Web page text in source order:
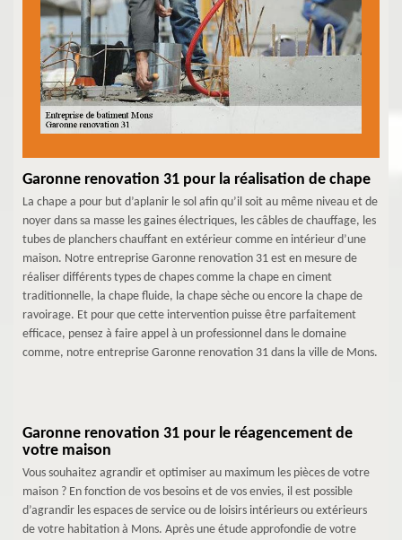
Garonne renovation 31 pour la réalisation de chape
La chape a pour but d’aplanir le sol afin qu’il soit au même niveau et de
noyer dans sa masse les gaines électriques, les câbles de chauffage, les
tubes de planchers chauffant en extérieur comme en intérieur d’une
maison. Notre entreprise Garonne renovation 31 est en mesure de
réaliser différents types de chapes comme la chape en ciment
traditionnelle, la chape fluide, la chape sèche ou encore la chape de
ravoirage. Et pour que cette intervention puisse être parfaitement
efficace, pensez à faire appel à un professionnel dans le domaine
comme, notre entreprise Garonne renovation 31 dans la ville de Mons.
Garonne renovation 31 pour le réagencement de
votre maison
Vous souhaitez agrandir et optimiser au maximum les pièces de votre
maison ? En fonction de vos besoins et de vos envies, il est possible
d’agrandir les espaces de service ou de loisirs intérieurs ou extérieurs
de votre habitation à Mons. Après une étude approfondie de votre